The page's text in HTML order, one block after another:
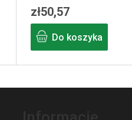
zł50,57
Do koszyka